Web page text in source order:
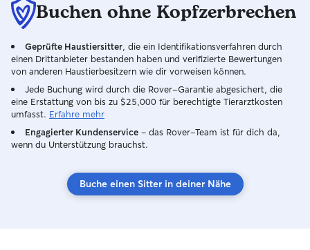
Buchen ohne Kopfzerbrechen
Geprüfte Haustiersitter , die ein Identifikationsverfahren durch
einen Drittanbieter bestanden haben und verifizierte Bewertungen
von anderen Haustierbesitzern wie dir vorweisen können.
Jede Buchung wird durch die Rover-Garantie abgesichert, die
eine Erstattung von bis zu $25,000 für berechtigte Tierarztkosten
umfasst. Erfahre mehr
Engagierter Kundenservice – das Rover-Team ist für dich da,
wenn du Unterstützung brauchst.
Buche einen Sitter in deiner Nähe